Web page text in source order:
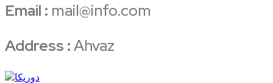
Email : mail@info.com
Address :Ahvaz